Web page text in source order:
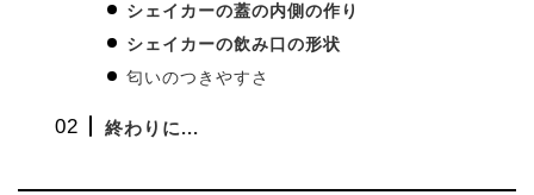
シェイカーの蓋の内側の作り
シェイカーの飲み口の形状
匂いのつきやすさ
終わりに...